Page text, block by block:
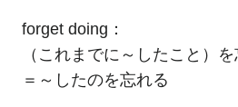
forget doing：
（これまでに～したこと）
＝～したのを忘れる